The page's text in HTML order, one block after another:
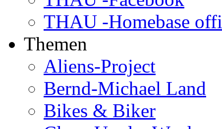
THAU -Homebase
Themen
Aliens-Project
Bernd-Michael Land
Bikes & Biker